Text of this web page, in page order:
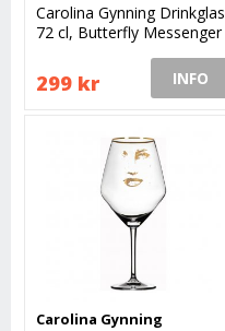
Carolina Gynning Drinkglas
72 cl, Butterfly Messenger
299 kr INFO
Carolina Gynning